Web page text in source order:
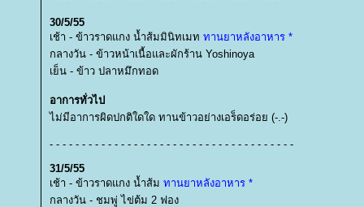
30/5/55
เช้า - ข้าวราดแกง น้ำส้มมินิทเมท ทานยาหลังอาหาร *
กลางวัน - ข้าวหน้าเนื้อและผักร้าน Yoshinoya
เย็น - ข้าว ปลาหมึกทอด
อาการทั่วไป
ไม่มีอาการผิดปกติใดใด ทานข้าวอย่างเอร็ดอร่อย (-.-)
- - - - - - - - - - - - - - - - - - - - - - - - - - - - - - - - - - - - - -
31/5/55
เช้า - ข้าวราดแกง น้ำส้ม ทานยาหลังอาหาร *
กลางวัน - ชมพู่ ไข่ต้ม 2 ฟอง